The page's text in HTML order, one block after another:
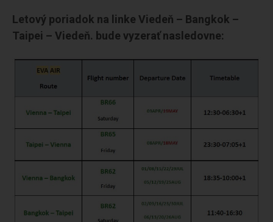
Letový poriadok na linke Viedeň – Bangkok –
Taipei – Viedeň. bude vyzerať nasledovne: